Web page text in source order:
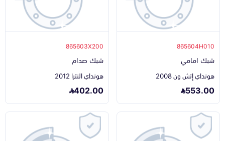
865604H010
شبك امامي
هونداي إتش ون 2008
553.00
865603X200
شبك صدام
هونداي النترا 2012
402.00